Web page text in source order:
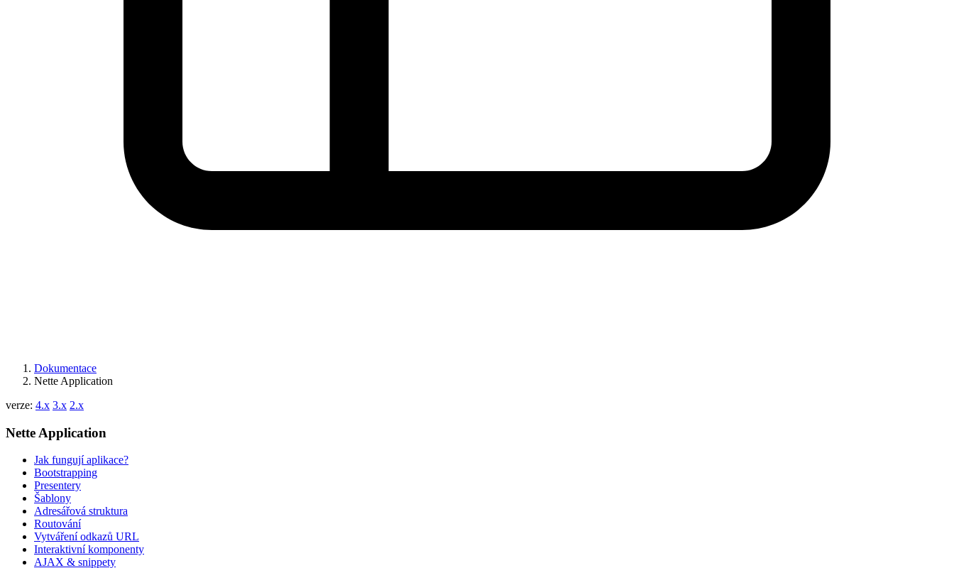
Dokumentace
Nette Application
verze: 4.x 3.x 2.x
Nette Application
Jak fungují aplikace?
Bootstrapping
Presentery
Šablony
Adresářová struktura
Routování
Vytváření odkazů URL
Interaktivní komponenty
AJAX & snippety